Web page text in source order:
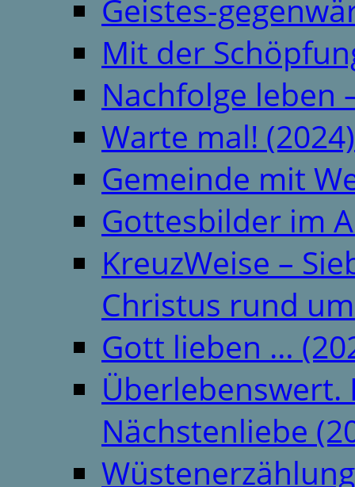
Geistes-
Mit der
Nachfolge leben
Warte mal! (2024)
Gemeinde mit
Gottesbilder im
KreuzWeise –
Christus rund
Gott lieben …
Überlebenswert.
Nächstenliebe